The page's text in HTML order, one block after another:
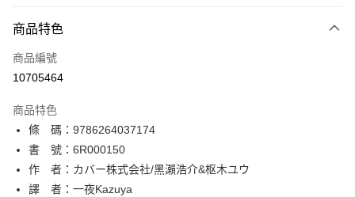
信用卡一次付款
超商取貨付款
相關說明
【關於「AFTEE先享後付」】
AFTEE先享後付是「在收到商品之後才付款」的支付方式。 讓您購物簡單
便利好安心！
１．簡單：不需註冊會員、不需綁卡、不需儲值。
２．便利：只要手機號碼，簡訊認證，即可結帳。
ATM付款
運送方式
商品特色
商品編號
10705464
商品特色
條 碼：9786264037174
書 號：6R000150
作 者：カバー株式会社/黑瀨浩介&枢木ユウ
譯 者：一夜Kazuya